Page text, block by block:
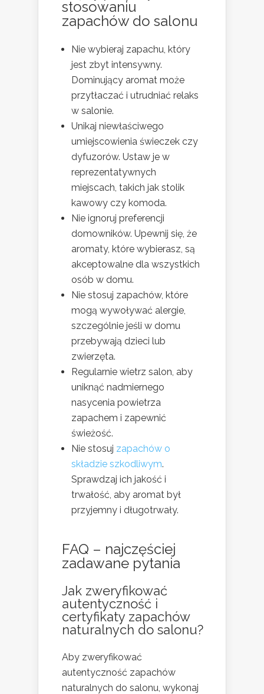
stosowaniu
zapachów do salonu
Nie wybieraj zapachu, który
jest zbyt intensywny.
Dominujący aromat może
przytłaczać i utrudniać relaks
w salonie.
Unikaj niewłaściwego
umiejscowienia świeczek czy
dyfuzorów. Ustaw je w
reprezentatywnych
miejscach, takich jak stolik
kawowy czy komoda.
Nie ignoruj preferencji
domowników. Upewnij się, że
aromaty, które wybierasz, są
akceptowalne dla wszystkich
osób w domu.
Nie stosuj zapachów, które
mogą wywoływać alergie,
szczególnie jeśli w domu
przebywają dzieci lub
zwierzęta.
Regularnie wietrz salon, aby
uniknąć nadmiernego
nasycenia powietrza
zapachem i zapewnić
świeżość.
Nie stosuj zapachów o
składzie szkodliwym.
Sprawdzaj ich jakość i
trwałość, aby aromat był
przyjemny i długotrwały.
FAQ – najczęściej
zadawane pytania
Jak zweryfikować
autentyczność i
certyfikaty zapachów
naturalnych do salonu?
Aby zweryfikować
autentyczność zapachów
naturalnych do salonu, wykonaj